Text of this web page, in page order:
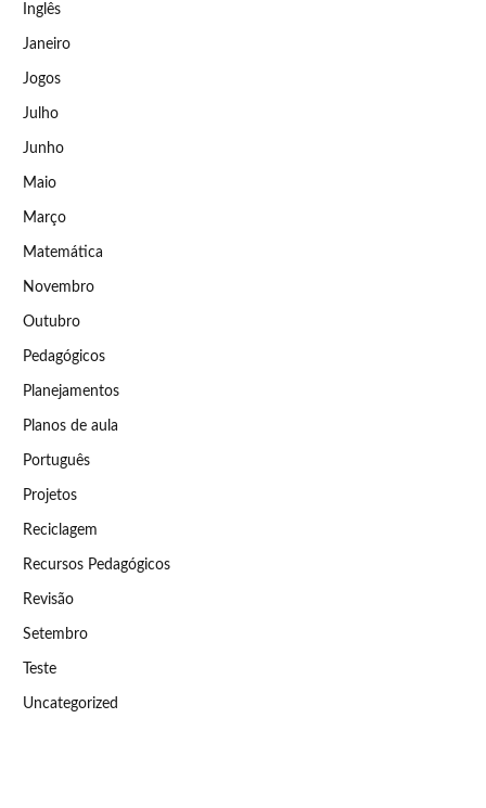
Inglês
Janeiro
Jogos
Julho
Junho
Maio
Março
Matemática
Novembro
Outubro
Pedagógicos
Planejamentos
Planos de aula
Português
Projetos
Reciclagem
Recursos Pedagógicos
Revisão
Setembro
Teste
Uncategorized